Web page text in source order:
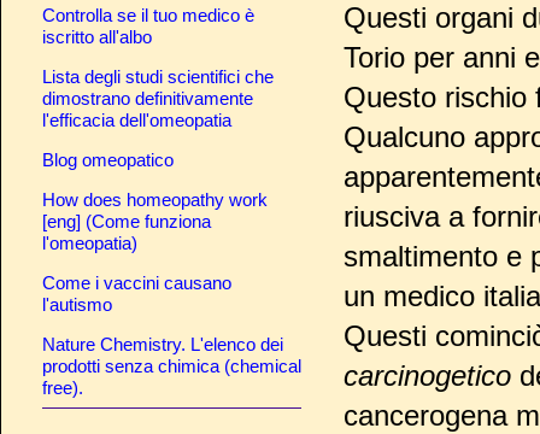
Questi organi
Torio per anni
Questo
Qualcuno
riusciva a
smaltimento e
un medico
Questi
carcinogetico
cancerogena
Controlla se il tuo medico è
iscritto all'albo
Lista degli studi scientifici che
dimostrano definitivamente
l'efficacia dell'omeopatia
Blog omeopatico
How does homeopathy work
[eng] (Come funziona
l'omeopatia)
Come i vaccini causano
l'autismo
Nature Chemistry. L'elenco dei
prodotti senza chimica (chemical
free).